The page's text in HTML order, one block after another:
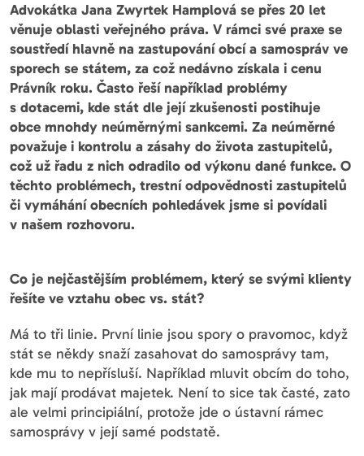
Advokátka Jana Zwyrtek Hamplová se přes 20 let
věnuje oblasti veřejného práva. V rámci své praxe se
soustředí hlavně na zastupování obcí a samospráv ve
sporech se státem, za což nedávno získala i cenu
Právník roku. Často řeší například problémy
s dotacemi, kde stát dle její zkušenosti postihuje
obce mnohdy neúměrnými sankcemi. Za neúměrné
považuje i kontrolu a zásahy do života zastupitelů,
což už řadu z nich odradilo od výkonu dané funkce. O
těchto problémech, trestní odpovědnosti zastupitelů
či vymáhání obecních pohledávek jsme si povídali
v našem rozhovoru.
Co je nejčastějším problémem, který se svými klienty
řešíte ve vztahu obec vs. stát?
Má to tři linie. První linie jsou spory o pravomoc, když
stát se někdy snaží zasahovat do samosprávy tam,
kde mu to nepřísluší. Například mluvit obcím do toho,
jak mají prodávat majetek. Není to sice tak časté, zato
ale velmi principiální, protože jde o ústavní rámec
samosprávy v její samé podstatě.